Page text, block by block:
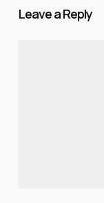
Leave a Reply